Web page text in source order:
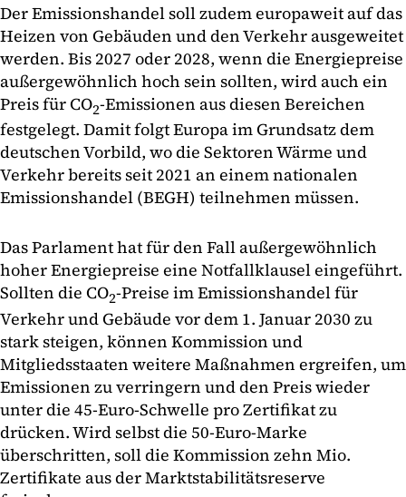
Der Emissionshandel soll zudem europaweit auf das
Heizen von Gebäuden und den Verkehr ausgeweitet
werden. Bis 2027 oder 2028, wenn die Energiepreise
außergewöhnlich hoch sein sollten, wird auch ein
Preis für CO2-Emissionen aus diesen Bereichen
festgelegt. Damit folgt Europa im Grundsatz dem
deutschen Vorbild, wo die Sektoren Wärme und
Verkehr bereits seit 2021 an einem nationalen
Emissionshandel (BEGH) teilnehmen müssen.
Das Parlament hat für den Fall außergewöhnlich
hoher Energiepreise eine Notfallklausel eingeführt.
Sollten die CO2-Preise im Emissionshandel für
Verkehr und Gebäude vor dem 1. Januar 2030 zu
stark steigen, können Kommission und
Mitgliedsstaaten weitere Maßnahmen ergreifen, um
Emissionen zu verringern und den Preis wieder
unter die 45-Euro-Schwelle pro Zertifikat zu
drücken. Wird selbst die 50-Euro-Marke
überschritten, soll die Kommission zehn Mio.
Zertifikate aus der Marktstabilitätsreserve